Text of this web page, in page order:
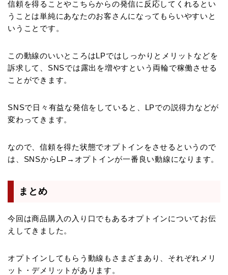
信頼を得ることやこちらからの発信に反応してくれるとい
うことは単純にあなたのお客さんになってもらいやすいと
いうことです。
この動線のいいところはLPではしっかりとメリットなどを
訴求して、SNSでは露出を増やすという両輪で稼働させる
ことができます。
SNSで日々有益な発信をしていると、LPでの説得力などが
変わってきます。
なので、信頼を得た状態でオプトインをさせるというので
は、SNSからLP→オプトインが一番良い動線になります。
まとめ
今回は商品購入の入り口でもあるオプトインについてお伝
えしてきました。
オプトインしてもらう動線もさまざまあり、それぞれメリ
ット・デメリットがあります。